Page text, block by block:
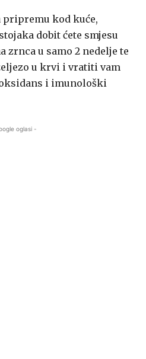
pripremu kod kuće,
dobit ćete smjesu
zrnca u samo 2 nedelje te
u krvi i vratiti vam
i imunološki
oglasi -